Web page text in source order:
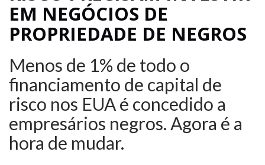
EM NEGÓCIOS DE
PROPRIEDADE DE NEGROS
Menos de 1% de todo o
financiamento de capital de
risco nos EUA é concedido a
empresários negros. Agora é a
hora de mudar.